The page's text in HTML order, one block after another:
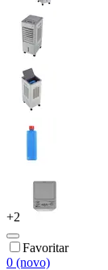
+2
Favoritar
0 (novo)